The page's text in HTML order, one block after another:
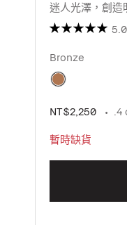
迷人光澤，創造
5.0
Bronze
NT$2,250 .4
暫時缺貨